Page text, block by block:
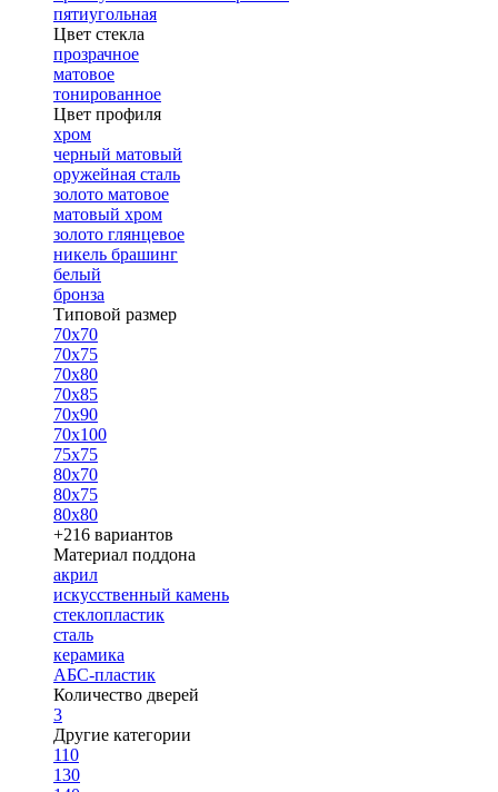
пятиугольная
Цвет стекла
прозрачное
матовое
тонированное
Цвет профиля
хром
черный матовый
оружейная сталь
золото матовое
матовый хром
золото глянцевое
никель брашинг
белый
бронза
Типовой размер
70х70
70х75
70х80
70х85
70х90
70х100
75х75
80х70
80х75
80х80
+216 вариантов
Материал поддона
акрил
искусственный камень
стеклопластик
сталь
керамика
АБС-пластик
Количество дверей
3
Другие категории
110
130